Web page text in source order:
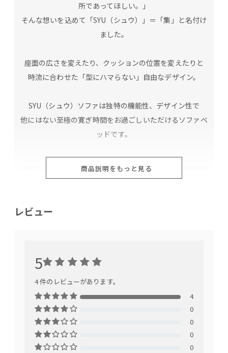
所であってほしい。」
そんな想いを込めて「SYU（シュウ）」＝「集」と名付け
ました。
座面の広さを変えたり、クッションの位置を変えたりと
時流に合わせた「型にハマらない」自由なデザイン。
SYU（シュウ）ソファは独特の機能性、デザイン性で
他にはない至極の寛ぎ時間をお過ごしいただけるソファベ
ッドです。
商品説明をもっと見る
レビュー
5
4 件のレビューがあります。
4
0
0
0
0